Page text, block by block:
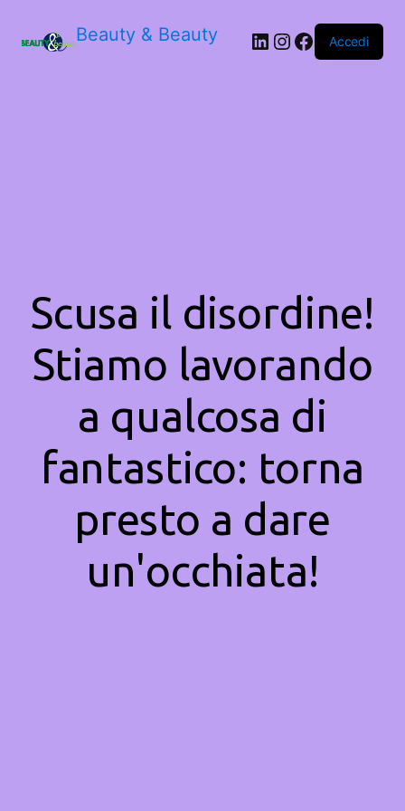
Beauty & Beauty LinkedIn
Instagram
Facebook
Accedi
Scusa il disordine!
Stiamo lavorando
a qualcosa di
fantastico: torna
presto a dare
un'occhiata!